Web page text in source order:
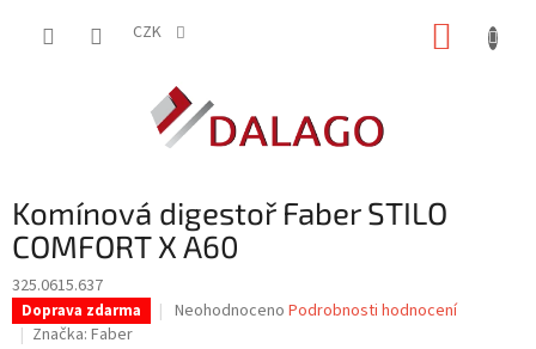
CZK
Komínová digestoř Faber STILO
COMFORT X A60
325.0615.637
Doprava zdarma
Průměrné
Neohodnoceno Podrobnosti hodnocení
Značka: Faber